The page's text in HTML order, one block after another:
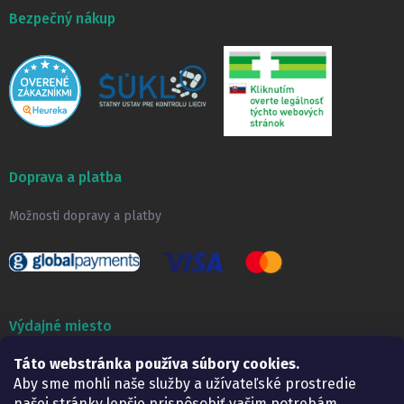
Táto webstránka používa súbory cookies.
Aby sme mohli naše služby a užívateľské prostredie
Bezpečný nákup
Doprava a platba
Možnosti dopravy a platby
Výdajné miesto
Lekáreň ADONAI
Košice – Smetanova 2
Pondelok:
07.30 – 15.30 h.